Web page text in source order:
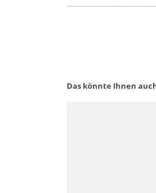
Das könnte Ihnen